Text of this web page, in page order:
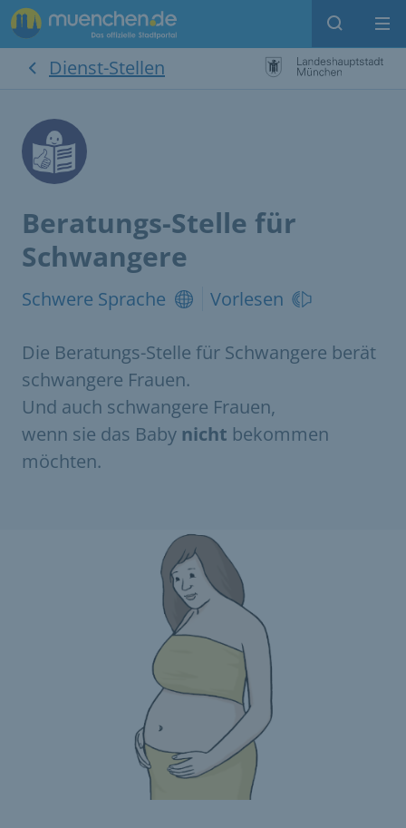
Suche
Dienst-Stellen
Beratungs-Stelle für
Schwangere
Schwere Sprache Vorlesen
Die Beratungs-Stelle für Schwangere berät
schwangere Frauen.
Und auch schwangere Frauen,
wenn sie das Baby nicht bekommen
möchten.